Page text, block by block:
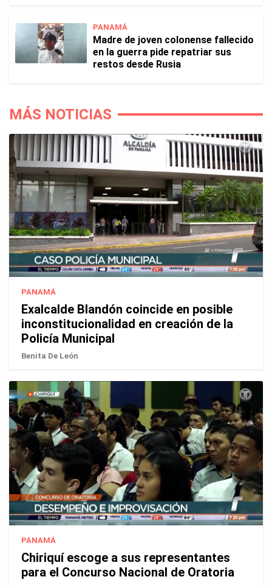
PANAMÁ
Madre de joven colonense fallecido
en la guerra pide repatriar sus
restos desde Rusia
MÁS NOTICIAS
PANAMÁ
Exalcalde Blandón coincide en posible
inconstitucionalidad en creación de la
Policía Municipal
Benita De León
PANAMÁ
Chiriquí escoge a sus representantes
para el Concurso Nacional de Oratoria